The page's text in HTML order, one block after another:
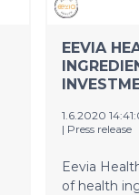
Alan
myös
uusiksi.
työkoneisiin
yritysten ja
EEVIA
1.6.2020
| Press release
Eevia
of health